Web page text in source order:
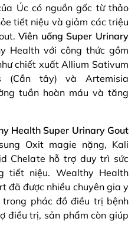
Úc có nguồn gốc từ thảo
tiết niệu và giảm các triệu
Viên uống Super Urinary
Health với công thức gồm
chiết xuất Allium Sativum
(Cần tây) và Artemisia
tuần hoàn máu và tăng
Health Super Urinary Gout
Oxit magie nặng, Kali
Chelate hỗ trợ duy trì sức
tiết niệu. Wealthy Health
đã được nhiều chuyên gia y
phác đồ điều trị bệnh
điều trị, sản phẩm còn giúp